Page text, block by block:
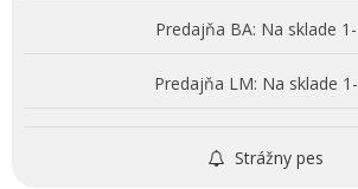
Predajňa BA: Na sklade
Predajňa LM: Na sklade
Strážny pes